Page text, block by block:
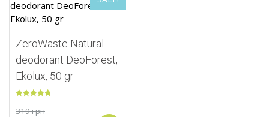
ZeroWaste Natural
deodorant DeoForest,
Ekolux, 50 gr
out of 5
319грн